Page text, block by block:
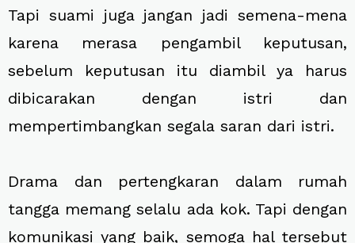
Tapi suami juga jangan jadi semena-mena
karena merasa pengambil keputusan,
sebelum keputusan itu diambil ya harus
dibicarakan dengan istri dan
mempertimbangkan segala saran dari istri.
Drama dan pertengkaran dalam rumah
tangga memang selalu ada kok. Tapi dengan
komunikasi yang baik, semoga hal tersebut